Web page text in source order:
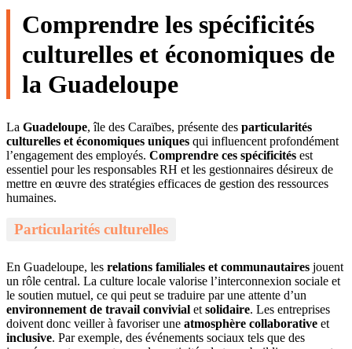
Comprendre les spécificités
culturelles et économiques de
la Guadeloupe
La Guadeloupe, île des Caraïbes, présente des particularités
culturelles et économiques uniques qui influencent profondément
l’engagement des employés. Comprendre ces spécificités est
essentiel pour les responsables RH et les gestionnaires désireux de
mettre en œuvre des stratégies efficaces de gestion des ressources
humaines.
Particularités culturelles
En Guadeloupe, les relations familiales et communautaires jouent
un rôle central. La culture locale valorise l’interconnexion sociale et
le soutien mutuel, ce qui peut se traduire par une attente d’un
environnement de travail convivial et solidaire. Les entreprises
doivent donc veiller à favoriser une atmosphère collaborative et
inclusive. Par exemple, des événements sociaux tels que des